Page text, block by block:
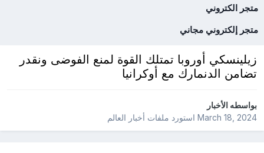
متجر الكتروني
متجر إلكتروني مجاني
زيلينسكي أوروبا تمتلك القوة لمنع الفوضى ونقدر
تضامن الدنمارك مع أوكرانيا
بواسطهالأخبار
March 18, 2024استورد ملفات أخبار العالم